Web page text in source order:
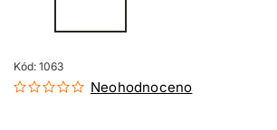
Kód: 1063
Neohodnoceno